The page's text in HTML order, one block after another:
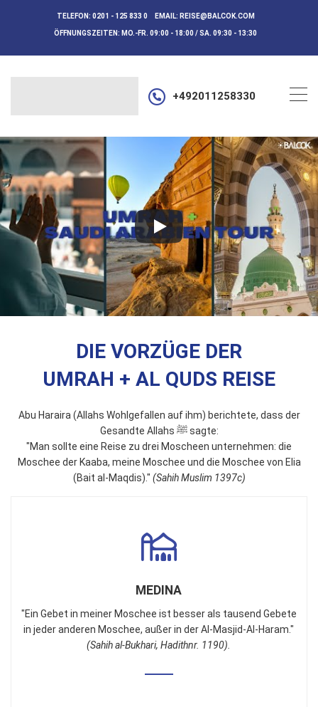
TELEFON: 0201 - 125 833 0 EMAIL: REISE@BALCOK.COM
ÖFFNUNGSZEITEN: MO.-FR. 09:00 - 18:00 / SA. 09:30 - 13:30
+492011258330
DIE VORZÜGE DER
UMRAH + AL QUDS REISE
Abu Haraira (Allahs Wohlgefallen auf ihm) berichtete, dass der
Gesandte Allahs ﷺsagte:
"Man sollte eine Reise zu drei Moscheen unternehmen: die
Moschee der Kaaba, meine Moschee und die Moschee von Elia
(Bait al-Maqdis)." (Sahih Muslim 1397c)
MEDINA
"Ein Gebet in meiner Moschee ist besser als tausend Gebete
in jeder anderen Moschee, außer in der Al-Masjid-AI-Haram."
(Sahih al-Bukhari, Hadithnr. 1190).